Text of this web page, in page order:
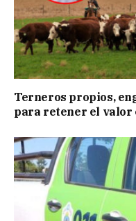
Terneros propios,
para retener el valor